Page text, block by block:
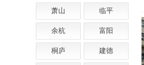
萧山 临平
余杭 富阳
桐庐 建德